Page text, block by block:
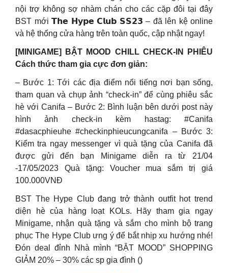
nội trợ không sợ nhàm chán cho các cặp đôi tại đây
BST mới 𝗧𝗵𝗲 𝗛𝘆𝗽𝗲 𝗖𝗹𝘂𝗯 𝗦𝗦𝟮𝟯 – đã lên kệ online
và hệ thống cửa hàng trên toàn quốc, cập nhật ngay!
[MINIGAME] BẬT MOOD CHILL CHECK-IN PHIÊU
Cách thức tham gia cực đơn giản:
– Bước 1: Tới các địa điểm nổi tiếng nơi bạn sống,
tham quan và chụp ảnh “check-in” để cùng phiêu sắc
hè với Canifa – Bước 2: Bình luận bên dưới post này
hình ảnh check-in kèm hastag: #Canifa
#dasacphieuhe #checkinphieucungcanifa – Bước 3:
Kiểm tra ngay messenger vì quà tặng của Canifa đã
được gửi đến bạn Minigame diễn ra từ 21/04
-17/05/2023 Quà tặng: Voucher mua sắm trị giá
100.000VNĐ
BST The Hype Club đang trở thành outfit hot trend
diện hè của hàng loạt KOLs. Hãy tham gia ngay
Minigame, nhận quà tặng và sắm cho mình bộ trang
phục The Hype Club ưng ý để bắt nhịp xu hướng nhé!
Đón deal đỉnh Nhà mình “BẬT MOOD” SHOPPING
GIẢM 20% – 30% các sp gia đình ()